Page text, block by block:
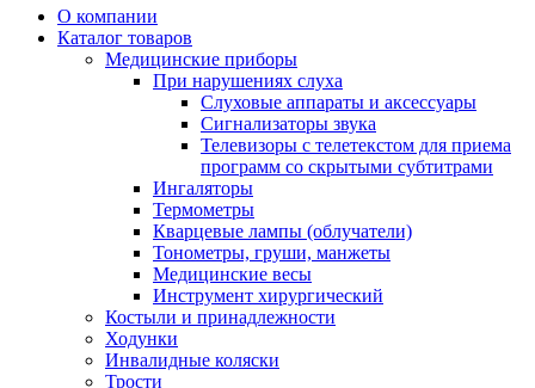
О компании
Каталог товаров
Медицинские приборы
При нарушениях слуха
Слуховые аппараты и аксессуары
Сигнализаторы звука
Телевизоры с телетекстом для приема
программ со скрытыми субтитрами
Ингаляторы
Термометры
Кварцевые лампы (облучатели)
Тонометры, груши, манжеты
Медицинские весы
Инструмент хирургический
Костыли и принадлежности
Ходунки
Инвалидные коляски
Трости